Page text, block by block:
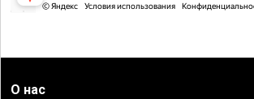
О нас